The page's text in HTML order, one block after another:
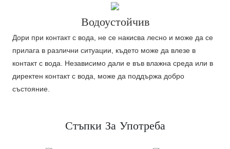
Водоустойчив
Дори при контакт с вода, не се накисва лесно и може да се
прилага в различни ситуации, където може да влезе в
контакт с вода. Независимо дали е във влажна среда или в
директен контакт с вода, може да поддържа добро
състояние.
Стъпки За Употреба